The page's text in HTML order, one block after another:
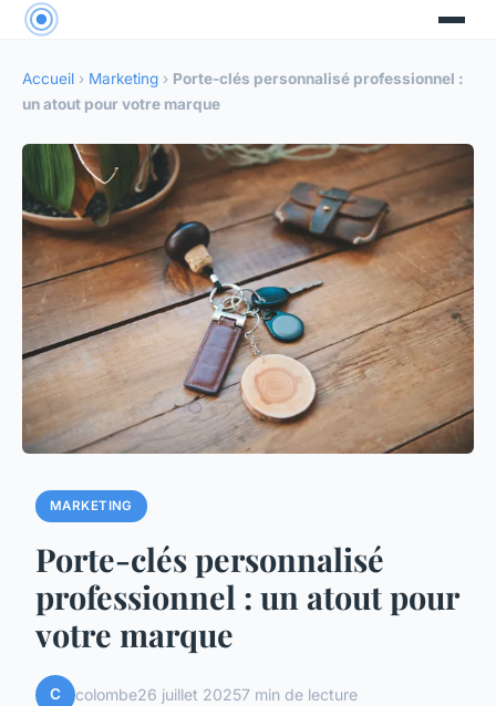
Accueil › Marketing › Porte-clés personnalisé professionnel :
un atout pour votre marque
MARKETING
Porte-clés personnalisé
professionnel : un atout pour
votre marque
C colombe26 juillet 20257 min de lecture